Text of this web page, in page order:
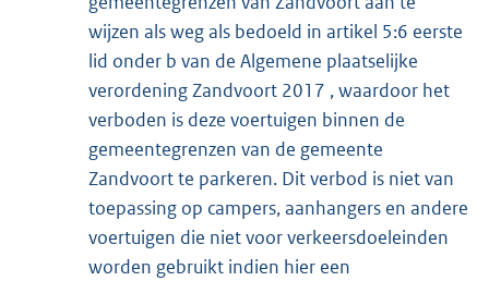
wijzen als weg als bedoeld in artikel 5:6 eerste
lid onder b van de Algemene plaatselijke
verordening Zandvoort 2017 , waardoor het
verboden is deze voertuigen binnen de
gemeentegrenzen van de gemeente
Zandvoort te parkeren. Dit verbod is niet van
toepassing op campers, aanhangers en andere
voertuigen die niet voor verkeersdoeleinden
worden gebruikt indien hier een